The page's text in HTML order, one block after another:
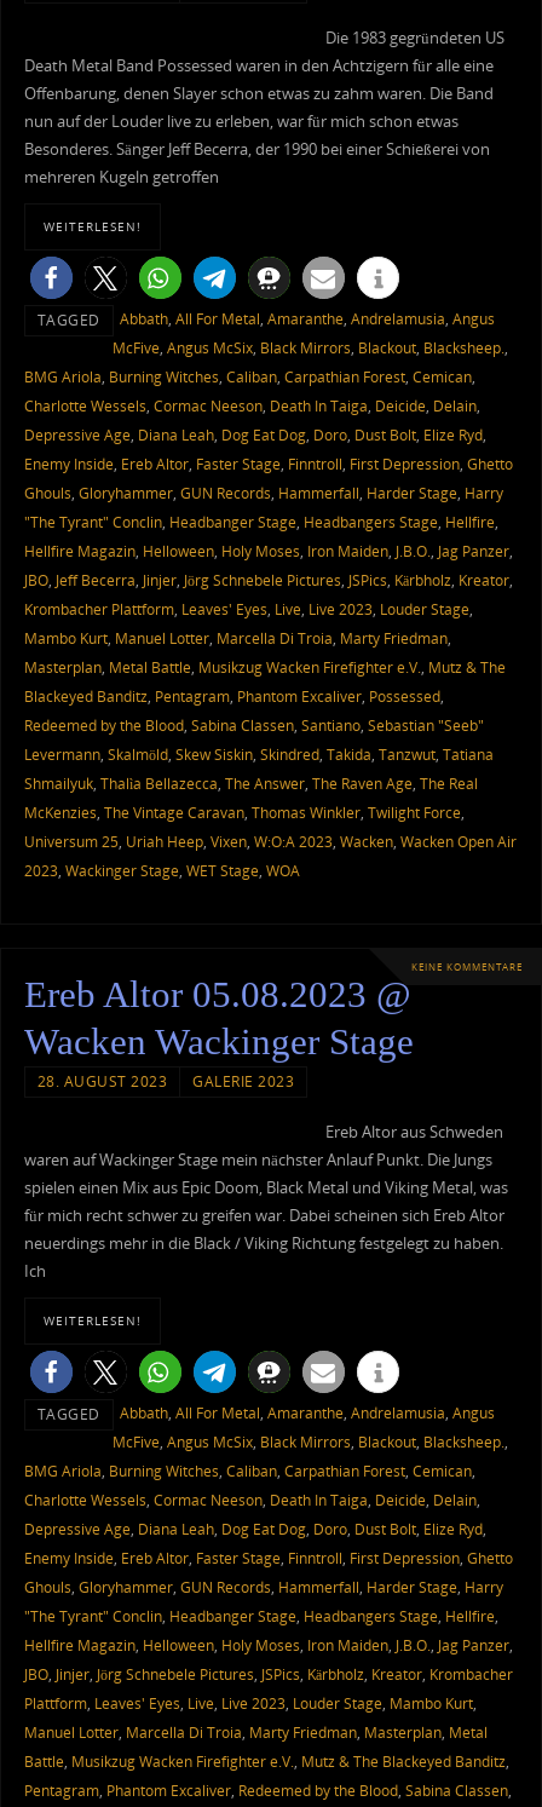
Die 1983 gegründeten US
Death Metal Band Possessed waren in den Achtzigern für alle eine
Offenbarung, denen Slayer schon etwas zu zahm waren. Die Band
nun auf der Louder live zu erleben, war für mich schon etwas
Besonderes. Sänger Jeff Becerra, der 1990 bei einer Schießerei von
mehreren Kugeln getroffen
WEITERLESEN!
TAGGED Abbath, All For Metal, Amaranthe, Andrelamusia, Angus
McFive, Angus McSix, Black Mirrors, Blackout, Blacksheep.,
BMG Ariola, Burning Witches, Caliban, Carpathian Forest, Cemican,
Charlotte Wessels, Cormac Neeson, Death In Taiga, Deicide, Delain,
Depressive Age, Diana Leah, Dog Eat Dog, Doro, Dust Bolt, Elize Ryd,
Enemy Inside, Ereb Altor, Faster Stage, Finntroll, First Depression, Ghetto
Ghouls, Gloryhammer, GUN Records, Hammerfall, Harder Stage, Harry
"The Tyrant" Conclin, Headbanger Stage, Headbangers Stage, Hellfire,
Hellfire Magazin, Helloween, Holy Moses, Iron Maiden, J.B.O., Jag Panzer,
JBO, Jeff Becerra, Jinjer, Jörg Schnebele Pictures, JSPics, Kärbholz, Kreator,
Krombacher Plattform, Leaves' Eyes, Live, Live 2023, Louder Stage,
Mambo Kurt, Manuel Lotter, Marcella Di Troia, Marty Friedman,
Masterplan, Metal Battle, Musikzug Wacken Firefighter e.V., Mutz & The
Blackeyed Banditz, Pentagram, Phantom Excaliver, Possessed,
Redeemed by the Blood, Sabina Classen, Santiano, Sebastian "Seeb"
Levermann, Skalmöld, Skew Siskin, Skindred, Takida, Tanzwut, Tatiana
Shmailyuk, Thalìa Bellazecca, The Answer, The Raven Age, The Real
McKenzies, The Vintage Caravan, Thomas Winkler, Twilight Force,
Universum 25, Uriah Heep, Vixen, W:O:A 2023, Wacken, Wacken Open Air
2023, Wackinger Stage, WET Stage, WOA
KEINE KOMMENTARE
Ereb Altor 05.08.2023 @
Wacken Wackinger Stage
28. AUGUST 2023 GALERIE 2023
Ereb Altor aus Schweden
waren auf Wackinger Stage mein nächster Anlauf Punkt. Die Jungs
spielen einen Mix aus Epic Doom, Black Metal und Viking Metal, was
für mich recht schwer zu greifen war. Dabei scheinen sich Ereb Altor
neuerdings mehr in die Black / Viking Richtung festgelegt zu haben.
Ich
WEITERLESEN!
TAGGED Abbath, All For Metal, Amaranthe, Andrelamusia, Angus
McFive, Angus McSix, Black Mirrors, Blackout, Blacksheep.,
BMG Ariola, Burning Witches, Caliban, Carpathian Forest, Cemican,
Charlotte Wessels, Cormac Neeson, Death In Taiga, Deicide, Delain,
Depressive Age, Diana Leah, Dog Eat Dog, Doro, Dust Bolt, Elize Ryd,
Enemy Inside, Ereb Altor, Faster Stage, Finntroll, First Depression, Ghetto
Ghouls, Gloryhammer, GUN Records, Hammerfall, Harder Stage, Harry
"The Tyrant" Conclin, Headbanger Stage, Headbangers Stage, Hellfire,
Hellfire Magazin, Helloween, Holy Moses, Iron Maiden, J.B.O., Jag Panzer,
JBO, Jinjer, Jörg Schnebele Pictures, JSPics, Kärbholz, Kreator, Krombacher
Plattform, Leaves' Eyes, Live, Live 2023, Louder Stage, Mambo Kurt,
Manuel Lotter, Marcella Di Troia, Marty Friedman, Masterplan, Metal
Battle, Musikzug Wacken Firefighter e.V., Mutz & The Blackeyed Banditz,
Pentagram, Phantom Excaliver, Redeemed by the Blood, Sabina Classen,